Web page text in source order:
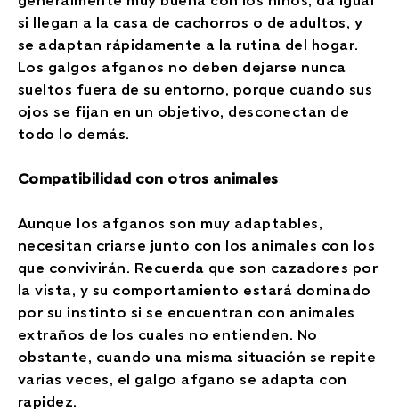
si llegan a la casa de cachorros o de adultos, y
se adaptan rápidamente a la rutina del hogar.
Los galgos afganos no deben dejarse nunca
sueltos fuera de su entorno, porque cuando sus
ojos se fijan en un objetivo, desconectan de
todo lo demás.
Compatibilidad con otros animales
Aunque los afganos son muy adaptables,
necesitan criarse junto con los animales con los
que convivirán. Recuerda que son cazadores por
la vista, y su comportamiento estará dominado
por su instinto si se encuentran con animales
extraños de los cuales no entienden. No
obstante, cuando una misma situación se repite
varias veces, el galgo afgano se adapta con
rapidez.